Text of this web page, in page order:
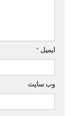
ایمیل *
وب‌ سایت